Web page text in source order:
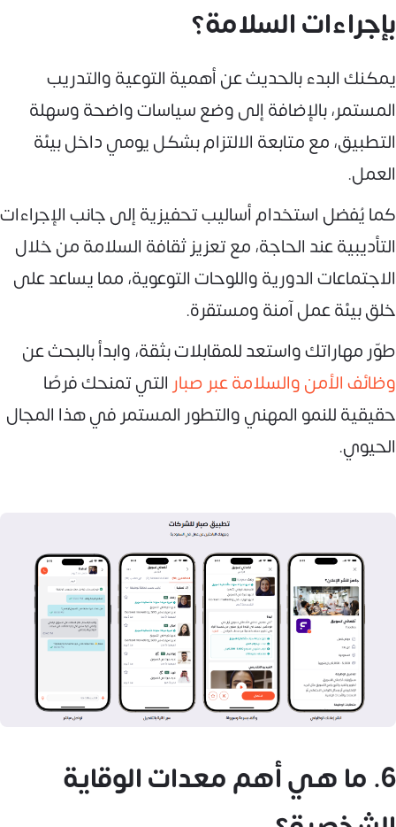
بإجراءات السلامة؟
يمكنك البدء بالحديث عن أهمية التوعية والتدريب
المستمر، بالإضافة إلى وضع سياسات واضحة وسهلة
التطبيق، مع متابعة الالتزام بشكل يومي داخل بيئة
العمل.
كما يُفضل استخدام أساليب تحفيزية إلى جانب الإجراءات
التأديبية عند الحاجة، مع تعزيز ثقافة السلامة من خلال
الاجتماعات الدورية واللوحات التوعوية، مما يساعد على
خلق بيئة عمل آمنة ومستقرة.
طوّر مهاراتك واستعد للمقابلات بثقة، وابدأ بالبحث عن
وظائف الأمن والسلامة عبر صبار التي تمنحك فرصًا
حقيقية للنمو المهني والتطور المستمر في هذا المجال
الحيوي.
6. ما هي أهم معدات الوقاية